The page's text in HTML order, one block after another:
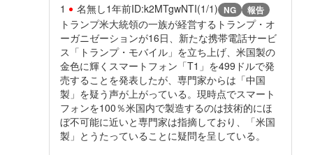
1 名無し1年前ID:k2MTgwNTI(1/1) NG 報告
トランプ米大統領の一族が経営するトランプ・オ
ーガニゼーションが16日、新たな携帯電話サービ
ス「トランプ・モバイル」を立ち上げ、米国製の
金色に輝くスマートフォン「T1」を499ドルで発
売することを発表したが、専門家からは「中国
製」を疑う声が上がっている。現時点でスマート
フォンを100％米国内で製造するのは技術的にほ
ぼ不可能に近いと専門家は指摘しており、「米国
製」とうたっていることに疑問を呈している。